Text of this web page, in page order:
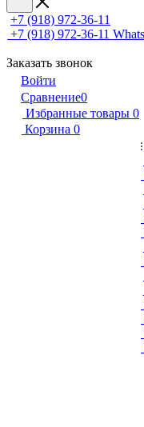
+7 (918) 972-36-11
+7 (918) 972-36-11
Заказать звонок
Войти
Сравнение0
Избранные товары 0
Корзина 0